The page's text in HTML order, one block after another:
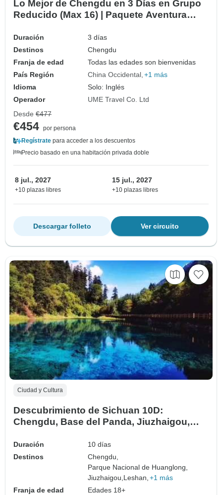
Lo Mejor de Chengdu en 3 Días en Grupo
Reducido (Max 16) | Paquete Aventura
Duración
3 días
Destinos
Chengdu
Franja de edad
Todas las edades son bienvenidas
País Región
China Occidental +1 más
Idioma
Solo: Inglés
Operador
UME Travel Co. Ltd
Desde €477
€454 por persona
Regístrate para acceder a los descuentos
Precio basado en una habitación privada doble
8 jul., 2027
+10 plazas libres
15 jul., 2027
+10 plazas libres
Ver circuito
Descargar folleto
Ciudad y Cultura
Descubrimiento de Sichuan 10D:
Chengdu, Base del Panda, Jiuzhaigou,
Duración
10 días
Destinos
Chengdu,
Parque Nacional de Huanglong,
Jiuzhaigou, Leshan, +1 más
Franja de edad
Edades 18+